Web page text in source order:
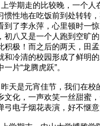
学期走的比较晚，一个
惯性地在吃饭前到处转转
到了李永萍，心里顿时一
初八又是一个人跑到空旷
积极！而之后的两天，田
和冷清的校园形成了鲜明
一片“龙腾虎跃”。
天是元宵佳节，我们在校
文化，一声欢笑一丝甜蜜
弓电子烟花表演，好不惬